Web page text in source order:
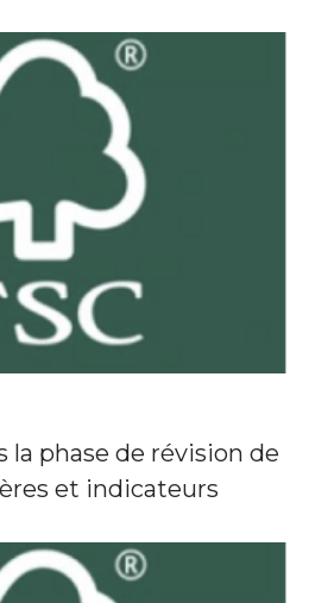
la phase de révision de
et indicateurs